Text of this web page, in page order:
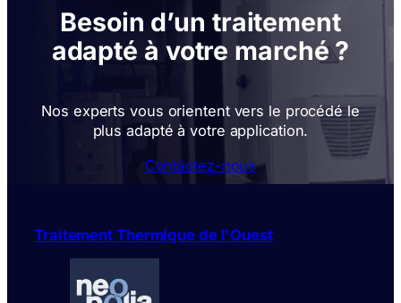
Besoin d’un traitement
adapté à votre marché ?
Nos experts vous orientent vers le procédé le
plus adapté à votre application.
Contactez-nous
Traitement Thermique de l'Ouest